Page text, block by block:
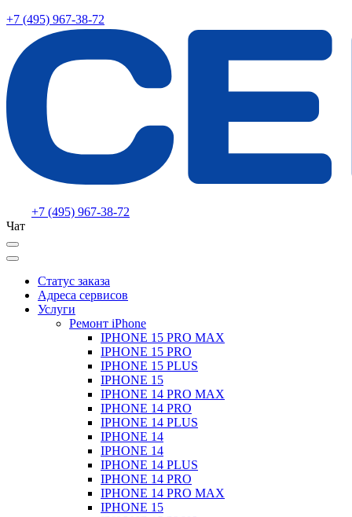
+7 (495) 967-38-72
+7 (495) 967-38-72
Чат
Статус заказа
Адреса сервисов
Услуги
Ремонт iPhone
IPHONE 15 PRO MAX
IPHONE 15 PRO
IPHONE 15 PLUS
IPHONE 15
IPHONE 14 PRO MAX
IPHONE 14 PRO
IPHONE 14 PLUS
IPHONE 14
IPHONE 14
IPHONE 14 PLUS
IPHONE 14 PRO
IPHONE 14 PRO MAX
IPHONE 15